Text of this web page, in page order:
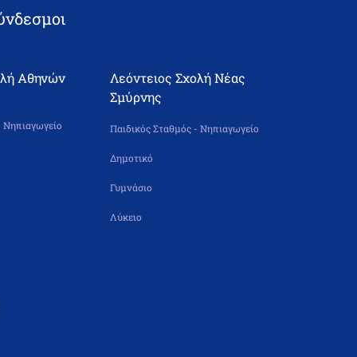
Αθηνών
Νηπιαγωγείο
Λεόντειος Σχολή Νέας
Σμύρνης
Παιδικός Σταθμός - Νηπιαγωγείο
Δημοτικό
Γυμνάσιο
Λύκειο